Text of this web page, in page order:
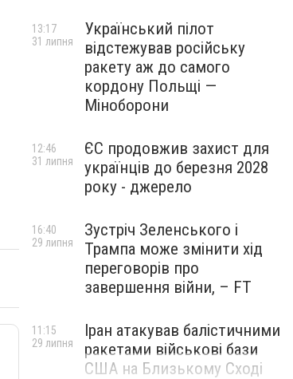
Український пілот
відстежував російську
ракету аж до самого
кордону Польщі —
Міноборони
13:17
31 липня
ЄС продовжив захист для
українців до березня 2028
року - джерело
12:46
31 липня
Зустріч Зеленського і
Трампа може змінити хід
переговорів про
завершення війни, – FT
16:40
29 липня
Іран атакував балістичними
ракетами військові бази
США на Близькому Сході
11:15
29 липня